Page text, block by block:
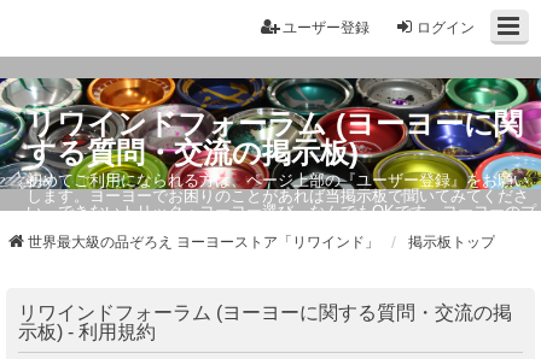
ログイン
ユーザー登録
リワインドフォーラム (ヨーヨーに関
する質問・交流の掲示板)
初めてご利用になられる方は、ページ上部の『ユーザー登録』をお願い
します。ヨーヨーでお困りのことがあれば当掲示板で聞いてみてくださ
い。できないトリック・ヨーヨー選び、なんでもOKです。ヨーヨーのプ
世界最大級の品ぞろえ ヨーヨーストア「リワインド」 掲示板トップ
リワインドフォーラム (ヨーヨーに関する質問・交流の掲
示板) - 利用規約